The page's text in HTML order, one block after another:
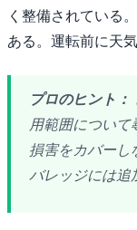
く整備されている
ある。運転前に天
プロのヒント：
用範囲について
損害をカバーし
バレッジには追